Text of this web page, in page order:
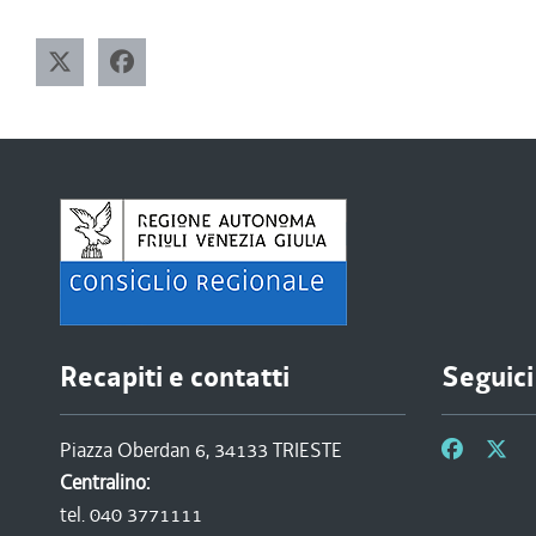
Recapiti e contatti
Piazza Oberdan 6, 34133 TRIESTE
Centralino:
tel. 040 3771111